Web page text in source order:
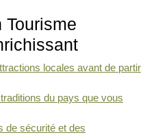
Tourisme
locales avant de partir
du pays que vous
de sécurité et des